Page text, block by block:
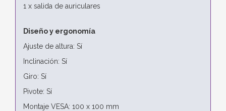
1 x salida de auriculares
Diseño y ergonomía
Ajuste de altura: Sí
Inclinación: Sí
Giro: Sí
Pivote: Sí
Montaje VESA: 100 x 100 mm